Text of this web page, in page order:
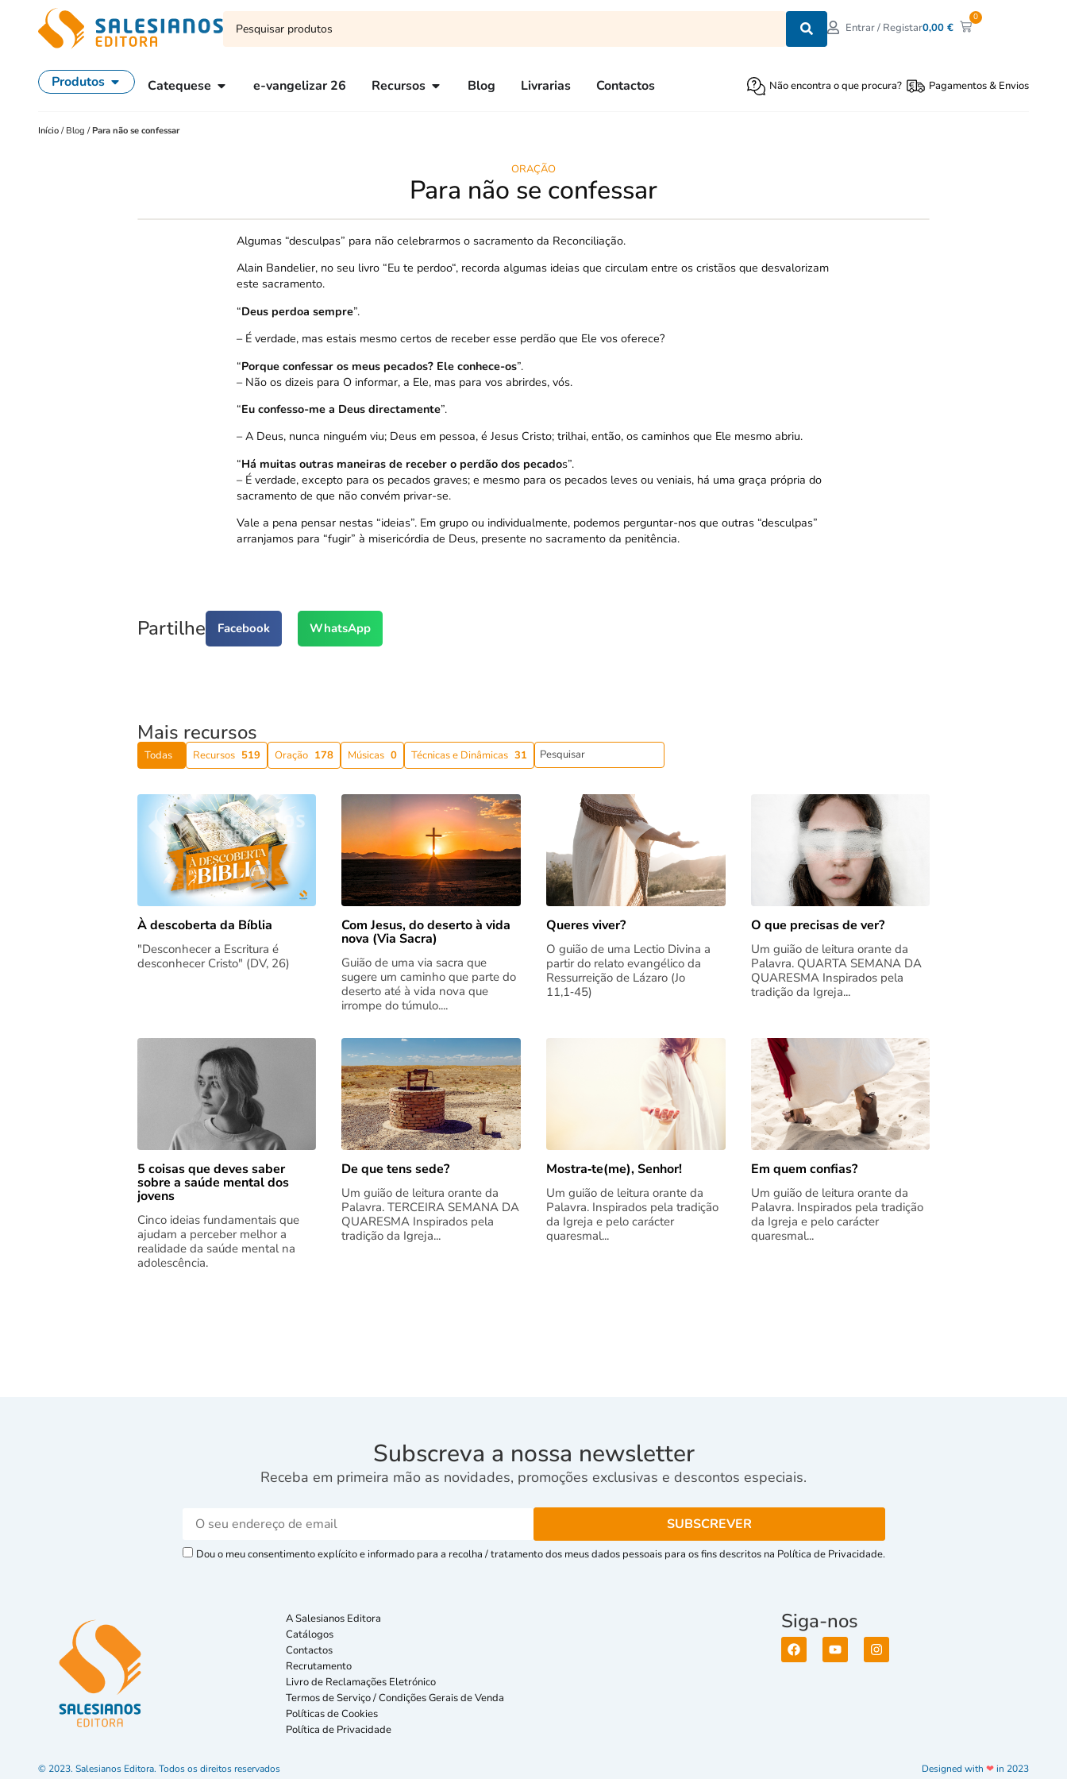
Entrar / Registar0,00€
0
Produtos Catequese e-vangelizar 26 Recursos Blog Livrarias Contactos Não encontra o que procura? Pagamentos & Envios
Início / Blog /Para não se confessar
ORAÇÃO
Para não se confessar
Algumas “desculpas” para não celebrarmos o sacramento da Reconciliação.
Alain Bandelier, no seu livro “Eu te perdoo“, recorda algumas ideias que circulam entre os cristãos que desvalorizam
este sacramento.
“Deus perdoa sempre”.
– É verdade, mas estais mesmo certos de receber esse perdão que Ele vos oferece?
“Porque confessar os meus pecados? Ele conhece-os”.
– Não os dizeis para O informar, a Ele, mas para vos abrirdes, vós.
“Eu confesso-me a Deus directamente”.
– A Deus, nunca ninguém viu; Deus em pessoa, é Jesus Cristo; trilhai, então, os caminhos que Ele mesmo abriu.
“Há muitas outras maneiras de receber o perdão dos pecados”.
– É verdade, excepto para os pecados graves; e mesmo para os pecados leves ou veniais, há uma graça própria do
sacramento de que não convém privar-se.
Vale a pena pensar nestas “ideias”. Em grupo ou individualmente, podemos perguntar-nos que outras “desculpas”
arranjamos para “fugir” à misericórdia de Deus, presente no sacramento da penitência.
Partilhe Facebook WhatsApp
Mais recursos
Todas Recursos 519 Oração 178 Músicas 0 Técnicas e Dinâmicas 31
À descoberta da Bíblia
"Desconhecer a Escritura é
desconhecer Cristo" (DV, 26)
Com Jesus, do deserto à vida
nova (Via Sacra)
Guião de uma via sacra que
sugere um caminho que parte do
deserto até à vida nova que
irrompe do túmulo....
Queres viver?
O guião de uma Lectio Divina a
partir do relato evangélico da
Ressurreição de Lázaro (Jo
11,1‑45)
O que precisas de ver?
Um guião de leitura orante da
Palavra. QUARTA SEMANA DA
QUARESMA Inspirados pela
tradição da Igreja...
5 coisas que deves saber
sobre a saúde mental dos
jovens
Cinco ideias fundamentais que
ajudam a perceber melhor a
realidade da saúde mental na
adolescência.
De que tens sede?
Um guião de leitura orante da
Palavra. TERCEIRA SEMANA DA
QUARESMA Inspirados pela
tradição da Igreja...
Mostra‑te(me), Senhor!
Um guião de leitura orante da
Palavra. Inspirados pela tradição
da Igreja e pelo carácter
quaresmal...
Em quem confias?
Um guião de leitura orante da
Palavra. Inspirados pela tradição
da Igreja e pelo carácter
quaresmal...
Subscreva a nossa newsletter
Receba em primeira mão as novidades, promoções exclusivas e descontos especiais.
Dou o meu consentimento explícito e informado para a recolha / tratamento dos meus dados pessoais para os fins descritos na Política de Privacidade.
A Salesianos Editora
Catálogos
Contactos
Recrutamento
Livro de Reclamações Eletrónico
Termos de Serviço / Condições Gerais de Venda
Políticas de Cookies
Política de Privacidade
Siga-nos
© 2023. Salesianos Editora. Todos os direitos reservados Designed with ❤in 2023